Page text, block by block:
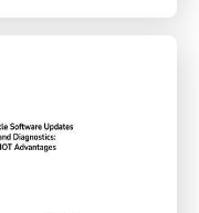
长和幸福感。克
业者，找到有
习量身定制。
活之旅吧！